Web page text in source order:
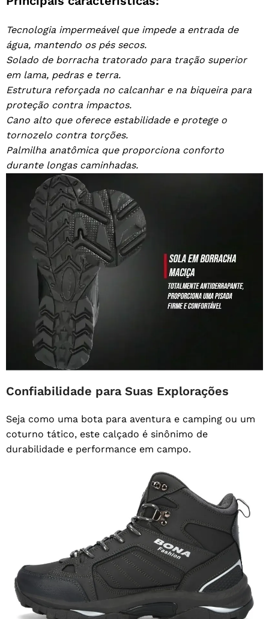
Tecnologia impermeável que impede a entrada de
água, mantendo os pés secos.
Solado de borracha tratorado para tração superior
em lama, pedras e terra.
Estrutura reforçada no calcanhar e na biqueira para
proteção contra impactos.
Cano alto que oferece estabilidade e protege o
tornozelo contra torções.
Palmilha anatômica que proporciona conforto
durante longas caminhadas.
Confiabilidade para Suas Explorações
Seja como uma bota para aventura e camping ou um
coturno tático, este calçado é sinônimo de
durabilidade e performance em campo.